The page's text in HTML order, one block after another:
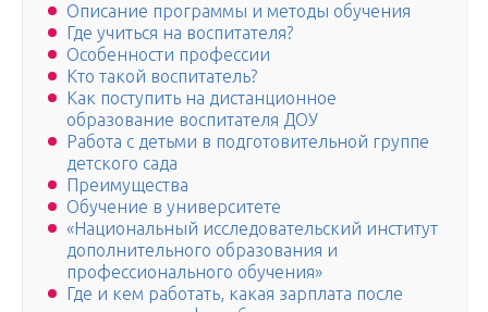
Описание программы и методы обучения
Где учиться на воспитателя?
Особенности профессии
Кто такой воспитатель?
Как поступить на дистанционное
образование воспитателя ДОУ
Работа с детьми в подготовительной группе
детского сада
Преимущества
Обучение в университете
«Национальный исследовательский институт
дополнительного образования и
профессионального обучения»
Где и кем работать, какая зарплата после